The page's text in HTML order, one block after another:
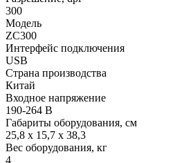
300
Модель
ZC300
Интерфейс подключения
USB
Страна производства
Китай
Входное напряжение
190-264 В
Габариты оборудования, см
25,8 x 15,7 x 38,3
Вес оборудования, кг
4